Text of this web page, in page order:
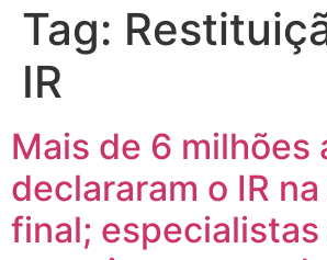
Tag:
IR
Mais de 6 milhões
declararam o IR
final;